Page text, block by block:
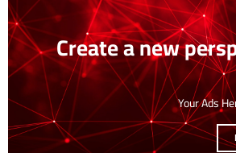
Create a new
Your Ads